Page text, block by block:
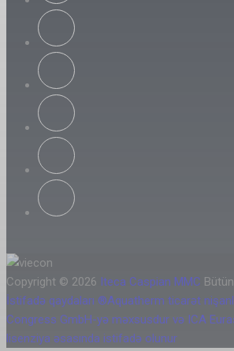
Copyright © 2026 Iteca Caspian MMC
İstifadə qaydaları ®Aquatherm ticarət
Congress GmbH-yə məxsusdur və ICA
lisenziya əsasında istifadə olunur